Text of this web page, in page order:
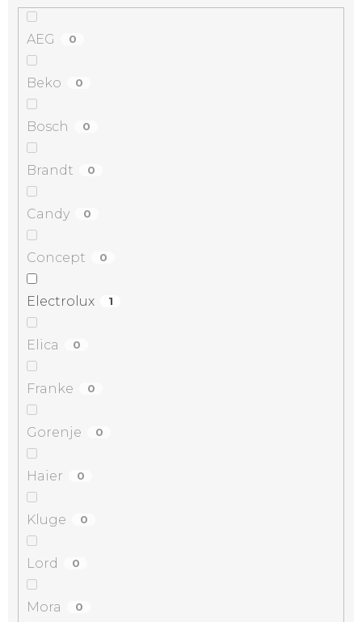
AEG 0
Beko 0
Bosch 0
Brandt 0
Candy 0
Concept 0
Electrolux 1
Elica 0
Franke 0
Gorenje 0
Haier 0
Kluge 0
Lord 0
Mora 0